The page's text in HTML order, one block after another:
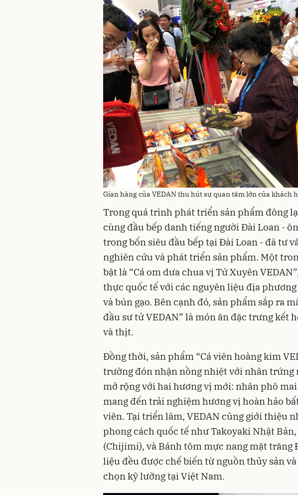
Gian hàng của VEDAN thu hút sự quan tâm lớn của khách
Trong quá trình phát triển sản phẩm đông
cùng đầu bếp danh tiếng người Đài Loan -
trong bốn siêu đầu bếp tại Đài Loan - đã tư
nghiên cứu và phát triển sản phẩm. Một
bật là “Cá om dưa chua vị Tứ Xuyên
thực quốc tế với các nguyên liệu địa
và bún gạo. Bên cạnh đó, sản phẩm sắp ra
đầu sư tử VEDAN” là món ăn đặc trưng kết
và thịt.
Đồng thời, sản phẩm “Cá viên hoàng kim
trường đón nhận nồng nhiệt với nhân trứng
mở rộng với hai hương vị mới: nhân phô
mang đến trải nghiệm hương vị hoàn hảo
viên. Tại triển lãm, VEDAN cũng giới thiệu
phong cách quốc tế như Takoyaki Nhật
(Chijimi), và Bánh tôm mực nang mặt trăng
liệu đều được chế biến từ nguồn thủy sản
chọn kỹ lưỡng tại Việt Nam.